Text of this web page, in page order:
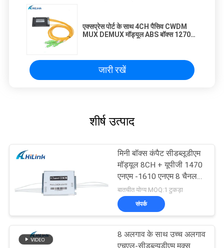
एक्सप्रेस पोर्ट के साथ 4CH पैसिव CWDM
MUX DEMUX मॉड्यूल ABS बॉक्स 1270-
जारी रखें
शीर्ष उत्पाद
मिनी बॉक्स कंपैट सीडब्लूडीएम
मॉड्यूल 8CH + यूपीजी 1470
एनएम -1610 एनएम 8 चैनल
सीसीडब्ल्यूडीएम
बातचीत योग्य MOQ:1 टुकड़ा
संपर्क
8 अलगाव के साथ उच्च अलगाव